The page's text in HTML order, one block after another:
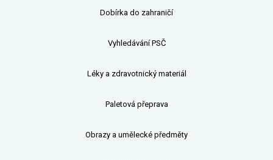
Dobírka do zahraničí
Vyhledávání PSČ
Léky a zdravotnický materiál
Paletová přeprava
Obrazy a umělecké předměty